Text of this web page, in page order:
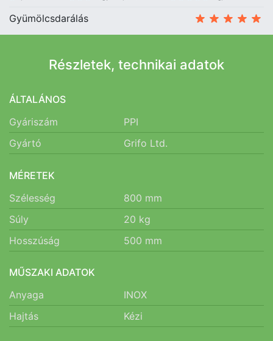
Gyümölcsdarálás
Részletek, technikai adatok
ÁLTALÁNOS
Gyáriszám
PPI
Gyártó
Grifo Ltd.
MÉRETEK
Szélesség
800 mm
Súly
20 kg
Hosszúság
500 mm
MŰSZAKI ADATOK
Anyaga
INOX
Hajtás
Kézi